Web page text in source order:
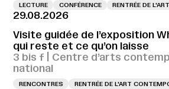
LECTURE CONFÉRENCE RENTRÉE DE
29.08.2026
Visite guidée de l’exposition
qui reste et ce qu’on laisse
3 bis f | Centre d’arts
national
RENCONTRES RENTRÉE DE L'ART